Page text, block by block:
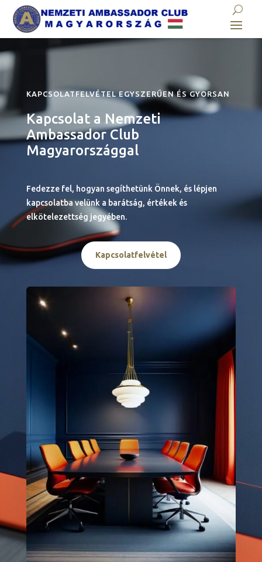
KAPCSOLATFELVÉTEL EGYSZERŰEN ÉS GYORSAN
Kapcsolat a Nemzeti
Ambassador Club
Magyarországgal
Fedezze fel, hogyan segíthetünk Önnek, és lépjen
kapcsolatba velünk a barátság, értékek és
elkötelezettség jegyében.
Kapcsolatfelvétel